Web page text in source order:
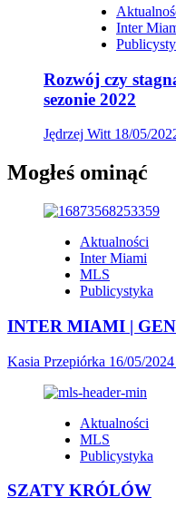
Inter
Rozwój czy
sezonie 2022
Jędrzej Witt 18/05/
Mogłeś ominąć
Aktualności
Inter Miami
MLS
Publicystyka
INTER MIAMI |
Kasia Przepiórka 16/05/2024
Aktualności
MLS
Publicystyka
SZATY KRÓLÓW